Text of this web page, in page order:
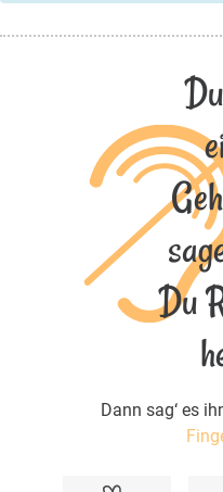
Du
Dann sag‘ es